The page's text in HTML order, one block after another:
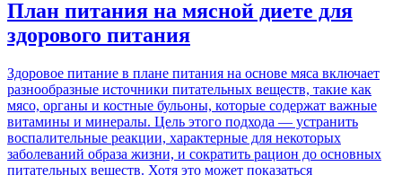
План питания на мясной диете для
здорового питания
Здоровое питание в плане питания на основе мяса включает
разнообразные источники питательных веществ, такие как
мясо, органы и костные бульоны, которые содержат важные
витамины и минералы. Цель этого подхода — устранить
воспалительные реакции, характерные для некоторых
заболеваний образа жизни, и сократить рацион до основных
питательных веществ. Хотя это может показаться